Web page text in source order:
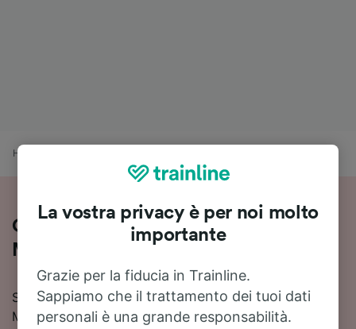
Home
Come viaggiare in treno da Recco a
Mulinetti
Stai pianificando un viaggio in treno da Recco a
Mulinetti? Consulta orari aggiornati, prezzi e soluzioni
La vostra privacy è per noi molto
importante
Grazie per la fiducia in Trainline.
Sappiamo che il trattamento dei tuoi dati
personali è una grande responsabilità.